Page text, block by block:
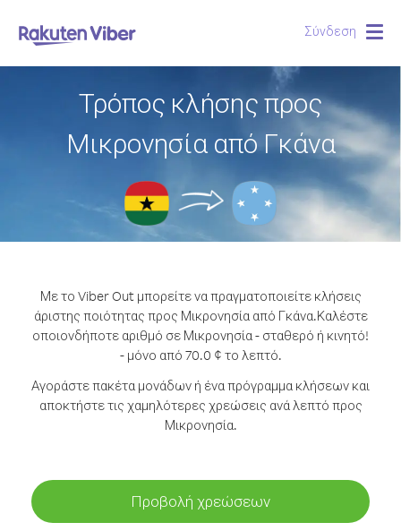
Σύνδεση
Τρόπος κλήσης προς
Μικρονησία από Γκάνα
Με το Viber Out μπορείτε να πραγματοποιείτε κλήσεις
άριστης ποιότητας προς Μικρονησία από Γκάνα.Καλέστε
οποιονδήποτε αριθμό σε Μικρονησία - σταθερό ή κινητό!
- μόνο από 70.0 ¢ το λεπτό.
Αγοράστε πακέτα μονάδων ή ένα πρόγραμμα κλήσεων και
αποκτήστε τις χαμηλότερες χρεώσεις ανά λεπτό προς
Μικρονησία.
Προβολή χρεώσεων